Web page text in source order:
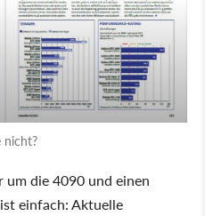
nicht?
die 4090 und einen
einfach: Aktuelle